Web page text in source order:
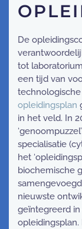
De
tot
een tijd van
opleidingsplan
in het veld. In
specialisatie
het
biochemische
nieuwste
geïntegreerd